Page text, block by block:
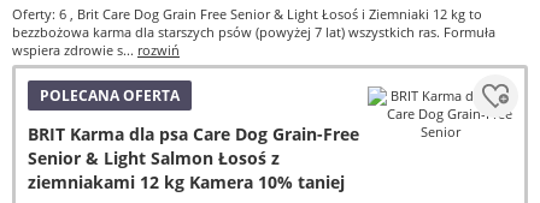
Oferty: 6 , Brit Care Dog Grain Free Senior & Light Łosoś i Ziemniaki 12 kg to
bezzbożowa karma dla starszych psów (powyżej 7 lat) wszystkich ras. Formuła
wspiera zdrowie s... rozwiń
POLECANA OFERTA
BRIT Karma dla psa Care Dog Grain-Free
Senior & Light Salmon Łosoś z
ziemniakami 12 kg Kamera 10% taniej